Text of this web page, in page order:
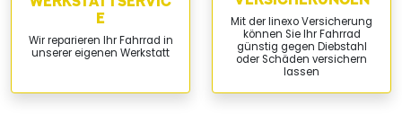
E
Wir reparieren Ihr Fahrrad in
unserer eigenen Werkstatt
Mit der linexo Versicherung
können Sie Ihr Fahrrad
günstig gegen Diebstahl
oder Schäden versichern
lassen